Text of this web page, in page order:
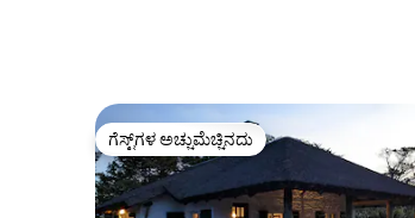
ಗೆಸ್ಟ್‌ಗಳ ಅಚ್ಚುಮೆಚ್ಚಿನದು
ಗೆಸ್ಟ್‌ಗಳ ಅಚ್ಚುಮೆಚ್ಚಿನದು